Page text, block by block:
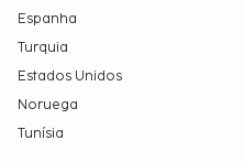
Espanha
Turquia
Estados Unidos
Noruega
Tunísia